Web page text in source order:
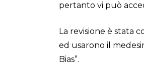
pertanto vi può
La revisione è stata
ed usarono il
Bias”.